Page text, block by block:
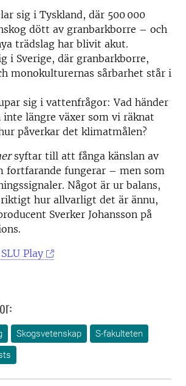
sig i Tyskland, där 500 000
dött av granbarkborre – och
trädslag har blivit akut.
i Sverige, där granbarkborre,
monokulturernas sårbarhet står i
sig i vattenfrågor: Vad händer
inte längre växer som vi räknat
påverkar det klimatmålen?
syftar till att fånga känslan av
fortfarande fungerar – men som
Något är ur balans,
hur allvarligt det är ännu,
Sverker Johansson på
Play
Skogsvetenskap
S-fakulteten